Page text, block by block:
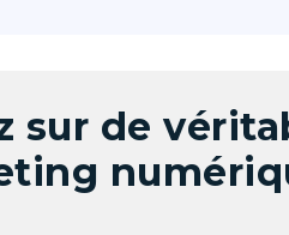
sur de